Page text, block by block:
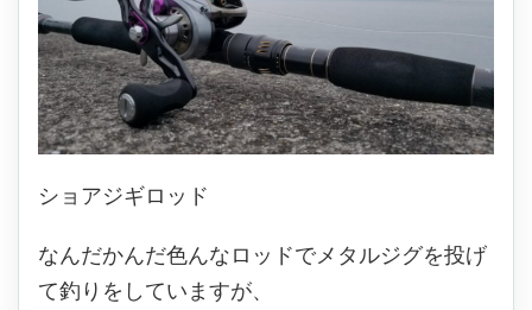
ショアジギロッド
なんだかんだ色んなロッドでメタルジグを投げ
て釣りをしていますが、